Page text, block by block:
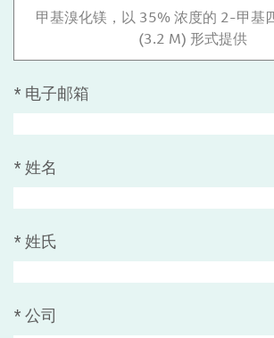
甲基溴化镁，以 35% 浓度的 2-甲基
(3.2 M) 形式提供
* 电子邮箱
* 姓名
* 姓氏
* 公司